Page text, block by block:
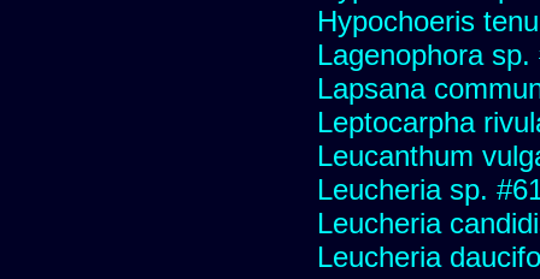
Hypochoeris
Lagenophora sp.
Lapsana
Leptocarpha
Leucanthum
Leucheria sp.
Leucheria
Leucheria